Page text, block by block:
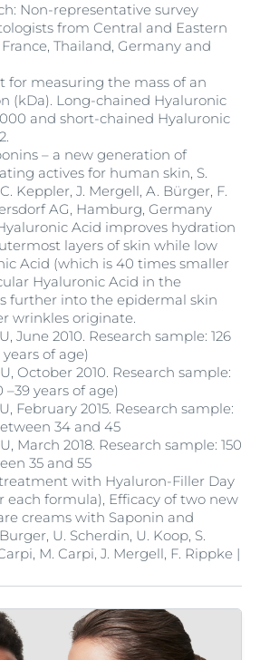
Non-representative survey
from Central and Eastern
Thailand, Germany and
for measuring the mass of an
(kDa). Long-chained Hyaluronic
and short-chained Hyaluronic
– a new generation of
actives for human skin, S.
Keppler, J. Mergell, A. Bürger, F.
AG, Hamburg, Germany
Acid improves hydration
layers of skin while low
Acid (which is 40 times smaller
Hyaluronic Acid in the
further into the epidermal skin
wrinkles originate.
June 2010. Research sample: 126
of age)
October 2010. Research sample:
–39 years of age)
February 2015. Research sample:
34 and 45
March 2018. Research sample: 150
35 and 55
with Hyaluron-Filler Day
each formula), Efficacy of two new
creams with Saponin and
U. Scherdin, U. Koop, S.
M. Carpi, J. Mergell, F. Rippke |